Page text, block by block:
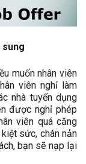
sung
muốn nhân viên
viên nghỉ làm
nhà tuyển dụng
được nghỉ phép
viên quá căng
sức, chán nản
bạn sẽ nạp lại